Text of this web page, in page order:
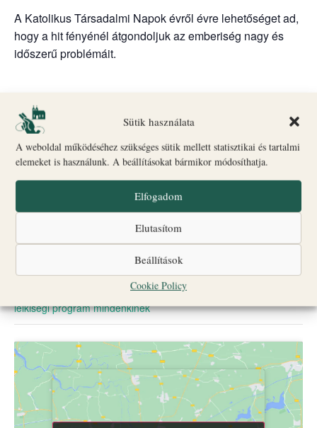
Sütik használata
A weboldal működéséhez szükséges sütik mellett statisztikai és tartalmi
elemeket is használunk. A beállításokat bármikor módosíthatja.
Elfogadom
Elutasítom
Beállítások
Cookie Policy
A Katolikus Társadalmi Napok évről évre lehetőséget ad,
hogy a hit fényénél átgondoljuk az emberiség nagy és
időszerű problémáit.
Hozzáadom a naptáramhoz
RÉSZLETEK
szeptember 28, 2023 @ 08:00
Vége:
Esemény kategóriák:
egyéb lelkiség/kulturális
lelkiségi program mindenkinek